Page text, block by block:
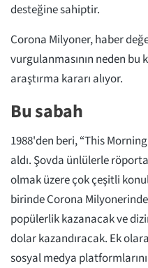
desteğine sahiptir.
Corona Milyoner, haber
vurgulanmasının neden bu
araştırma kararı alıyor.
Bu sabah
1988'den beri, “This
aldı. Şovda ünlülerle
olmak üzere çok çeşitli
birinde Corona
popülerlik kazanacak ve
dolar kazandıracak. Ek
sosyal medya